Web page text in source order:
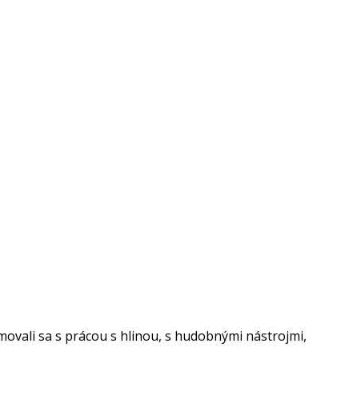
sa s prácou s hlinou, s hudobnými nástrojmi,